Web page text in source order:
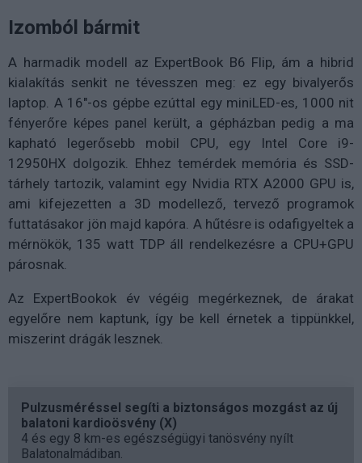
Izomból bármit
A harmadik modell az ExpertBook B6 Flip, ám a hibrid
kialakítás senkit ne tévesszen meg: ez egy bivalyerős
laptop. A 16"-os gépbe ezúttal egy miniLED-es, 1000 nit
fényerőre képes panel került, a gépházban pedig a ma
kapható legerősebb mobil CPU, egy Intel Core i9-
12950HX dolgozik. Ehhez temérdek memória és SSD-
tárhely tartozik, valamint egy Nvidia RTX A2000 GPU is,
ami kifejezetten a 3D modellező, tervező programok
futtatásakor jön majd kapóra. A hűtésre is odafigyeltek a
mérnökök, 135 watt TDP áll rendelkezésre a CPU+GPU
párosnak.
Az ExpertBookok év végéig megérkeznek, de árakat
egyelőre nem kaptunk, így be kell érnetek a tippünkkel,
miszerint drágák lesznek.
Pulzusméréssel segíti a biztonságos mozgást az új
balatoni kardioösvény (X)
4 és egy 8 km-es egészségügyi tanösvény nyílt
Balatonalmádiban.